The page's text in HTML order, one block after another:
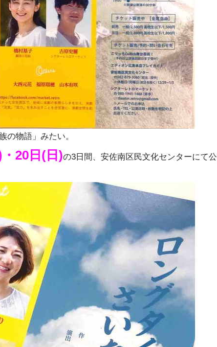
の物語」みたい。
20日(日)の3日間、安佐南区民文化センターにて公